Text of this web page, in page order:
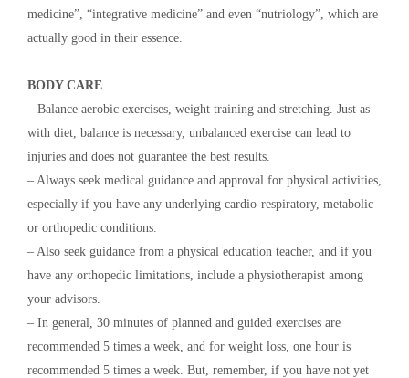
medicine”, “integrative medicine” and even “nutriology”, which are
actually good in their essence.
BODY CARE
– Balance aerobic exercises, weight training and stretching. Just as
with diet, balance is necessary, unbalanced exercise can lead to
injuries and does not guarantee the best results.
– Always seek medical guidance and approval for physical activities,
especially if you have any underlying cardio-respiratory, metabolic
or orthopedic conditions.
– Also seek guidance from a physical education teacher, and if you
have any orthopedic limitations, include a physiotherapist among
your advisors.
– In general, 30 minutes of planned and guided exercises are
recommended 5 times a week, and for weight loss, one hour is
recommended 5 times a week. But, remember, if you have not yet